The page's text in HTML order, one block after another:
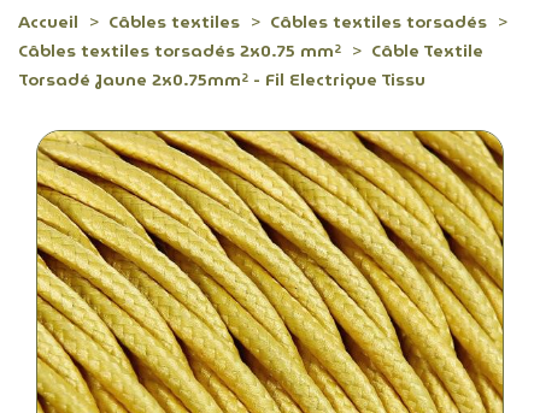
Accueil Câbles textiles
Câbles textiles torsadés
Câbles textiles torsadés 2x0.75 mm²
Câble Textile
Torsadé Jaune 2x0.75mm² - Fil Electrique Tissu